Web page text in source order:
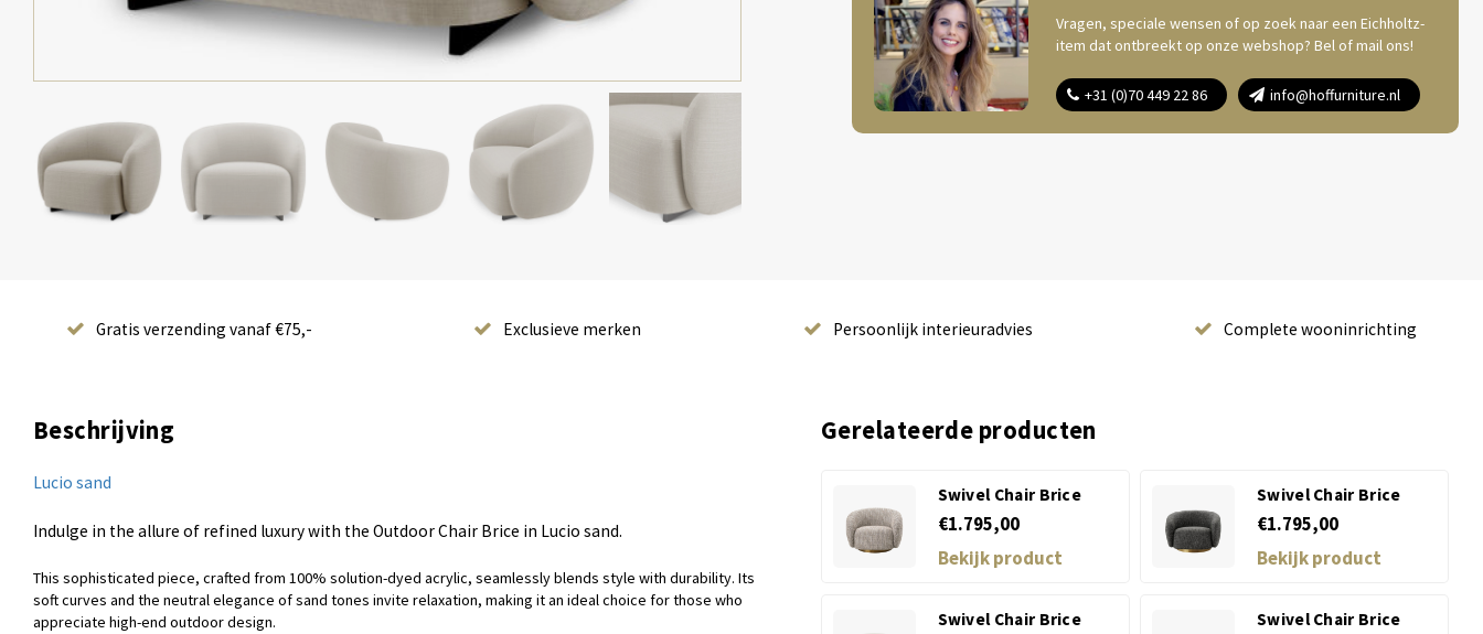
Vragen, speciale wensen of op zoek naar een Eichholtz-
item dat ontbreekt op onze webshop? Bel of mail ons!
+31 (0)70 449 22 86 info@hoffurniture.nl
Gratis verzending vanaf €75,- Exclusieve merken Persoonlijk interieuradvies Complete wooninrichting
Beschrijving
Lucio sand
Indulge in the allure of refined luxury with the Outdoor Chair Brice in Lucio sand.
This sophisticated piece, crafted from 100% solution-dyed acrylic, seamlessly blends style with durability. Its
soft curves and the neutral elegance of sand tones invite relaxation, making it an ideal choice for those who
appreciate high-end outdoor design.
Gerelateerde producten
Swivel Chair Brice
€1.795,00
Bekijk product
Swivel Chair Brice
€1.795,00
Bekijk product
Swivel Chair Brice Swivel Chair Brice